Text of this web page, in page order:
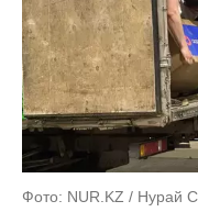
Фото: NUR.KZ / Нурай